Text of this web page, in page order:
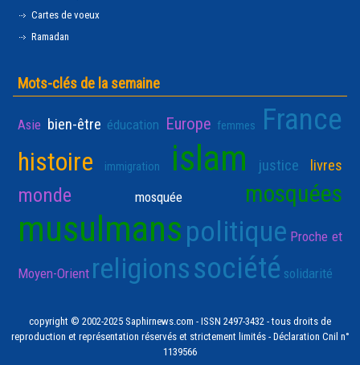
Cartes de voeux
Ramadan
Mots-clés de la semaine
Asie bien-être éducation Europe femmes France
histoire immigration islam justice livres
monde mosquée mosquées
musulmanspolitique Proche et
Moyen-Orient religionssociété solidarité
copyright © 2002-2025 Saphirnews.com - ISSN 2497-3432 - tous droits de
reproduction et représentation réservés et strictement limités - Déclaration Cnil n°
1139566